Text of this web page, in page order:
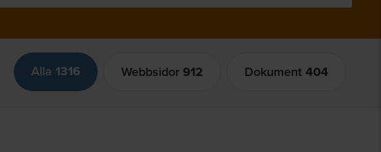
Alla 1316 Webbsidor 912 Dokument 404